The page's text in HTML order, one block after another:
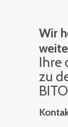
Wir
Ihre
zu